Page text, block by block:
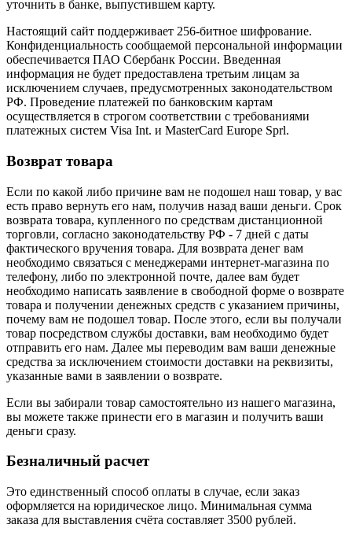
уточнить в банке, выпустившем карту.
Настоящий сайт поддерживает 256-битное шифрование.
Конфиденциальность сообщаемой персональной информации
обеспечивается ПАО Сбербанк России. Введенная
информация не будет предоставлена третьим лицам за
исключением случаев, предусмотренных законодательством
РФ. Проведение платежей по банковским картам
осуществляется в строгом соответствии с требованиями
платежных систем Visa Int. и MasterCard Europe Sprl.
Возврат товара
Если по какой либо причине вам не подошел наш товар, у вас
есть право вернуть его нам, получив назад ваши деньги. Срок
возврата товара, купленного по средствам дистанционной
торговли, согласно законодательству РФ - 7 дней с даты
фактического вручения товара. Для возврата денег вам
необходимо связаться с менеджерами интернет-магазина по
телефону, либо по электронной почте, далее вам будет
необходимо написать заявление в свободной форме о возврате
товара и получении денежных средств с указанием причины,
почему вам не подошел товар. После этого, если вы получали
товар посредством службы доставки, вам необходимо будет
отправить его нам. Далее мы переводим вам ваши денежные
средства за исключением стоимости доставки на реквизиты,
указанные вами в заявлении о возврате.
Если вы забирали товар самостоятельно из нашего магазина,
вы можете также принести его в магазин и получить ваши
деньги сразу.
Безналичный расчет
Это единственный способ оплаты в случае, если заказ
оформляется на юридическое лицо. Минимальная сумма
заказа для выставления счёта составляет 3500 рублей.